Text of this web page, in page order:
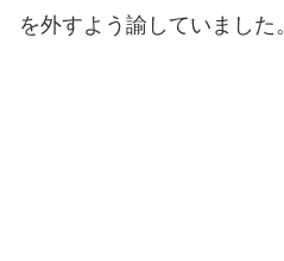
を外すよう諭していました。